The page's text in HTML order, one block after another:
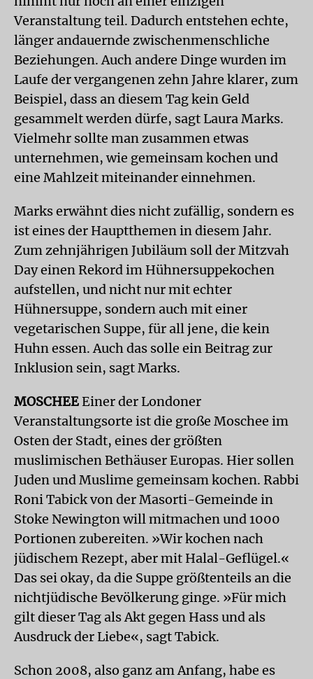
Veranstaltung teil. Dadurch entstehen echte,
länger andauernde zwischenmenschliche
Beziehungen. Auch andere Dinge wurden im
Laufe der vergangenen zehn Jahre klarer, zum
Beispiel, dass an diesem Tag kein Geld
gesammelt werden dürfe, sagt Laura Marks.
Vielmehr sollte man zusammen etwas
unternehmen, wie gemeinsam kochen und
eine Mahlzeit miteinander einnehmen.
Marks erwähnt dies nicht zufällig, sondern es
ist eines der Hauptthemen in diesem Jahr.
Zum zehnjährigen Jubiläum soll der Mitzvah
Day einen Rekord im Hühnersuppekochen
aufstellen, und nicht nur mit echter
Hühnersuppe, sondern auch mit einer
vegetarischen Suppe, für all jene, die kein
Huhn essen. Auch das solle ein Beitrag zur
Inklusion sein, sagt Marks.
MOSCHEEEiner der Londoner
Veranstaltungsorte ist die große Moschee im
Osten der Stadt, eines der größten
muslimischen Bethäuser Europas. Hier sollen
Juden und Muslime gemeinsam kochen. Rabbi
Roni Tabick von der Masorti-Gemeinde in
Stoke Newington will mitmachen und 1000
Portionen zubereiten. »Wir kochen nach
jüdischem Rezept, aber mit Halal-Geflügel.«
Das sei okay, da die Suppe größtenteils an die
nichtjüdische Bevölkerung ginge. »Für mich
gilt dieser Tag als Akt gegen Hass und als
Ausdruck der Liebe«, sagt Tabick.
Schon 2008, also ganz am Anfang, habe es